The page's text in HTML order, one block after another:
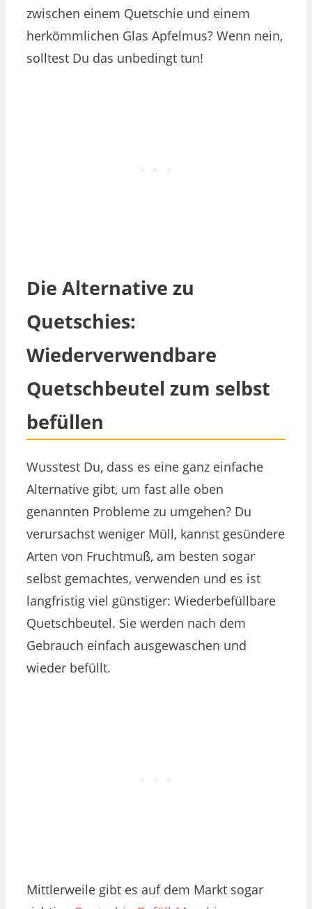
zwischen einem Quetschie und einem
herkömmlichen Glas Apfelmus? Wenn nein,
solltest Du das unbedingt tun!
Die Alternative zu
Quetschies:
Wiederverwendbare
Quetschbeutel zum selbst
befüllen
Wusstest Du, dass es eine ganz einfache
Alternative gibt, um fast alle oben
genannten Probleme zu umgehen? Du
verursachst weniger Müll, kannst gesündere
Arten von Fruchtmuß, am besten sogar
selbst gemachtes, verwenden und es ist
langfristig viel günstiger: Wiederbefüllbare
Quetschbeutel. Sie werden nach dem
Gebrauch einfach ausgewaschen und
wieder befüllt.
Mittlerweile gibt es auf dem Markt sogar